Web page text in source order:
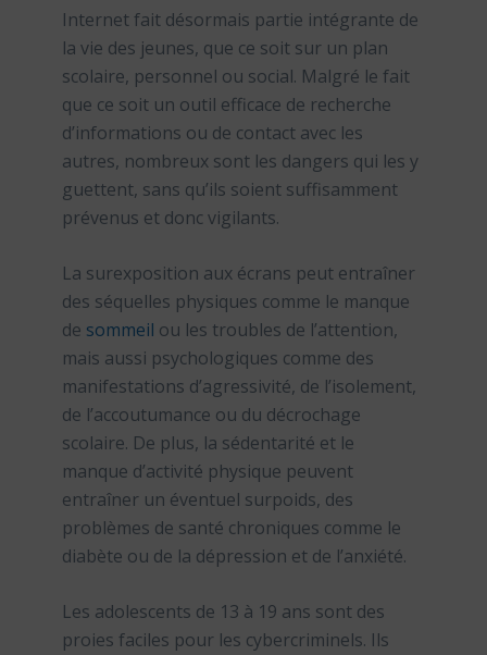
Internet fait désormais partie intégrante de
la vie des jeunes, que ce soit sur un plan
scolaire, personnel ou social. Malgré le fait
que ce soit un outil efficace de recherche
d’informations ou de contact avec les
autres, nombreux sont les dangers qui les y
guettent, sans qu’ils soient suffisamment
prévenus et donc vigilants.
La surexposition aux écrans peut entraîner
des séquelles physiques comme le manque
de sommeil ou les troubles de l’attention,
mais aussi psychologiques comme des
manifestations d’agressivité, de l’isolement,
de l’accoutumance ou du décrochage
scolaire. De plus, la sédentarité et le
manque d’activité physique peuvent
entraîner un éventuel surpoids, des
problèmes de santé chroniques comme le
diabète ou de la dépression et de l’anxiété.
Les adolescents de 13 à 19 ans sont des
proies faciles pour les cybercriminels. Ils